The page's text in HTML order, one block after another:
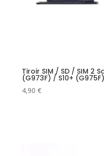
Tiroir SIM / SD / SIM 2
(G973F) / S10+
4,90 €